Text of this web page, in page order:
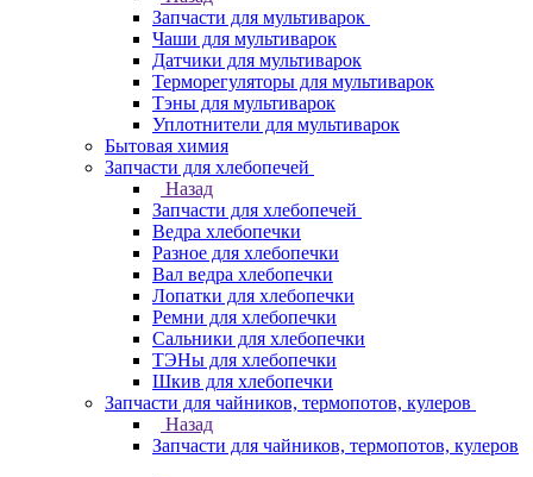
Запчасти для мультиварок
Чаши для мультиварок
Датчики для мультиварок
Терморегуляторы для мультиварок
Тэны для мультиварок
Уплотнители для мультиварок
Бытовая химия
Запчасти для хлебопечей
Назад
Запчасти для хлебопечей
Ведра хлебопечки
Разное для хлебопечки
Вал ведра хлебопечки
Лопатки для хлебопечки
Ремни для хлебопечки
Сальники для хлебопечки
ТЭНы для хлебопечки
Шкив для хлебопечки
Запчасти для чайников, термопотов, кулеров
Назад
Запчасти для чайников, термопотов, кулеров